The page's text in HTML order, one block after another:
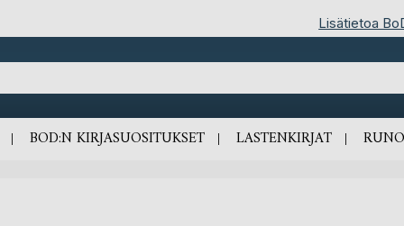
Lisätietoa
BOD:N KIRJASUOSITUKSET LASTENKIRJAT